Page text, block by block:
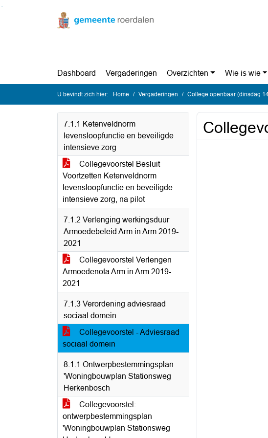
Ga naar de inhoud van deze pagina
Ga naar het zoeken
Ga naar het menu
Dashboard Vergaderingen Overzichten Wie is wie
U bevindt zich hier: Home Vergaderingen College openbaar (dinsdag
7.1.1 Ketenveldnorm
levensloopfunctie en beveiligde
intensieve zorg
Collegevoorstel Besluit
Voortzetten Ketenveldnorm
levensloopfunctie en beveiligde
intensieve zorg, na pilot
7.1.2 Verlenging werkingsduur
Armoedebeleid Arm in Arm 2019-
2021
Collegevoorstel Verlengen
Armoedenota Arm in Arm 2019-
2021
7.1.3 Verordening adviesraad
sociaal domein
Collegevoorstel - Adviesraad
sociaal domein
8.1.1 Ontwerpbestemmingsplan
'Woningbouwplan Stationsweg
Herkenbosch
Collegevoorstel:
ontwerpbestemmingsplan
'Woningbouwplan Stationsweg